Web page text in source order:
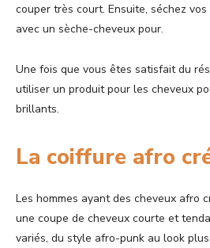
couper très court. Ensuite, séchez
avec un sèche-cheveux pour.
Une fois que vous êtes satisfait du
utiliser un produit pour les cheveux
brillants.
La coiffure afro
Les hommes ayant des cheveux afro
une coupe de cheveux courte et
variés, du style afro-punk au look